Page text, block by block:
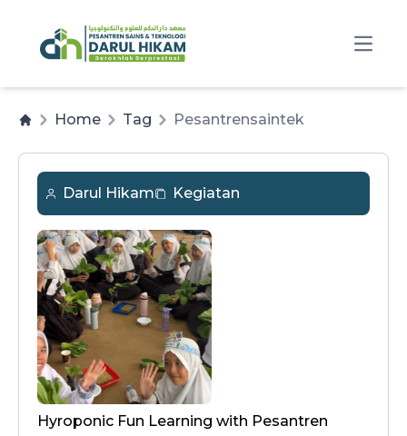
Open
Home Tag Pesantrensaintek
Darul Hikam Kegiatan
Hyroponic Fun Learning with Pesantren